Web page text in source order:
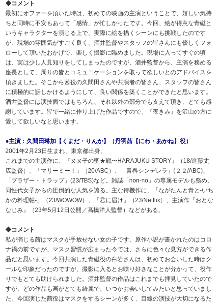
◆コメント
最初にオファーを頂いた時は、初めての映画の主演ということで、嬉しい気持
ちと同時に不安もあって「感情」が忙しかったです。今回、絵が得意な青磁と
いうキャラクターを演じる上で、実際に絵を描くシーンにも挑戦したのです
が、現場の雰囲気がすごく良く、酒井監督やスタッフの皆さんにも優しくフォ
ローして頂いたおかげで、楽しく撮影に臨めました。現場に入ってすぐの頃
は、実は少し人見知りをしてしまったのですが、酒井監督から、主演を務める
座長として、周りの皆とコミュニケーションを取って欲しいとのアドバイスを
頂きました。そこから茜役の久間田さんや共演者の皆さん、スタッフの皆さん
に積極的に話しかけるようにして、良い関係を築くことができたと思います。
酒井監督には演技面ではもちろん、それ以外の部分でも支えて頂き、とても感
謝しています。皆で一緒に作り上げた作品ですので、『夜きみ』を沢山の方に
愛して欲しいなと思います。
●主演：久間田琳加【くまだ・りんか】（丹羽茜【にわ・あかね】役）
2001年2月23日生まれ、東京都出身。
これまでの主演作に、『ヌヌ子の聖★戦〜HARAJUKU STORY』（18/進藤丈
広監督）、「マリーミー！」（20/ABC）、「青春シンデレラ」(２２/ABC)、
「ブラザー・トラップ」(23/TBS)など。雑誌「non-no」の専属モデルも務め、
同性代女子からの圧倒的な人気を誇る。主な待機作に、「ながたんと青と-いち
かの料理帖-」（23/WOWOW）、「君に届け」（23/Netflix）、主演作『おとな
なじみ』（23年5月12日公開／髙橋洋人監督）などがある。
◆コメント
私が演じる茜はマスクが手放せない女の子です。原作小説が書かれたのはコロ
ナ禍の前ですが、マスク習慣が広まった今では、さらに色々な見方ができる作
品だと思います。今回共演した青磁役の白岩さんは、初めてお会いした時はク
ールな印象だったのですが、撮影に入るとお喋り好きなことが分かって、役作
りでもとても助けられました。酒井監督の作品はこれまでも拝見していたので
すが、どの作品も画がとても綺麗で、いつかお会いしてみたいと思っていまし
た。今回演じた茜役はマスクをするシーンが多く、目線の演技が大切になるた